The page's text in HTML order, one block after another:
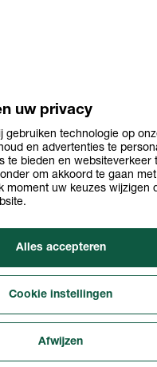
ZOEKENVERGELIJKEN
4
Opleiding
3-4 jaar
uw privacy
gebruiken technologie op
en advertenties te
te bieden en websiteverkeer
om akkoord te gaan
moment uw keuzes wijzigen
Alles accepteren
Cookie instellingen
Afwijzen